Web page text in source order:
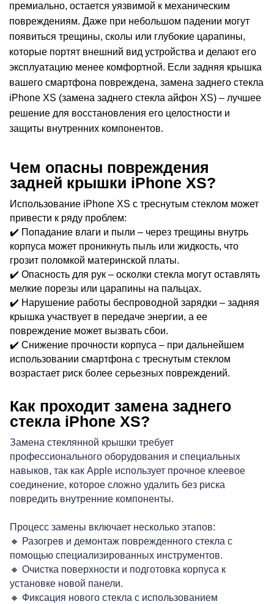
премиально, остается уязвимой к механическим
повреждениям. Даже при небольшом падении могут
появиться трещины, сколы или глубокие царапины,
которые портят внешний вид устройства и делают его
эксплуатацию менее комфортной. Если задняя крышка
вашего смартфона повреждена, замена заднего стекла
iPhone XS (замена заднего стекла айфон XS) – лучшее
решение для восстановления его целостности и
защиты внутренних компонентов.
Чем опасны повреждения
задней крышки iPhone XS?
Использование iPhone XS с треснутым стеклом может
привести к ряду проблем:
✔️ Попадание влаги и пыли – через трещины внутрь
корпуса может проникнуть пыль или жидкость, что
грозит поломкой материнской платы.
✔️ Опасность для рук – осколки стекла могут оставлять
мелкие порезы или царапины на пальцах.
✔️ Нарушение работы беспроводной зарядки – задняя
крышка участвует в передаче энергии, а ее
повреждение может вызвать сбои.
✔️ Снижение прочности корпуса – при дальнейшем
использовании смартфона с треснутым стеклом
возрастает риск более серьезных повреждений.
Как проходит замена заднего
стекла iPhone XS?
Замена стеклянной крышки требует
профессионального оборудования и специальных
навыков, так как Apple использует прочное клеевое
соединение, которое сложно удалить без риска
повредить внутренние компоненты.
Процесс замены включает несколько этапов:
🔸 Разогрев и демонтаж поврежденного стекла с
помощью специализированных инструментов.
🔸 Очистка поверхности и подготовка корпуса к
установке новой панели.
🔸 Фиксация нового стекла с использованием